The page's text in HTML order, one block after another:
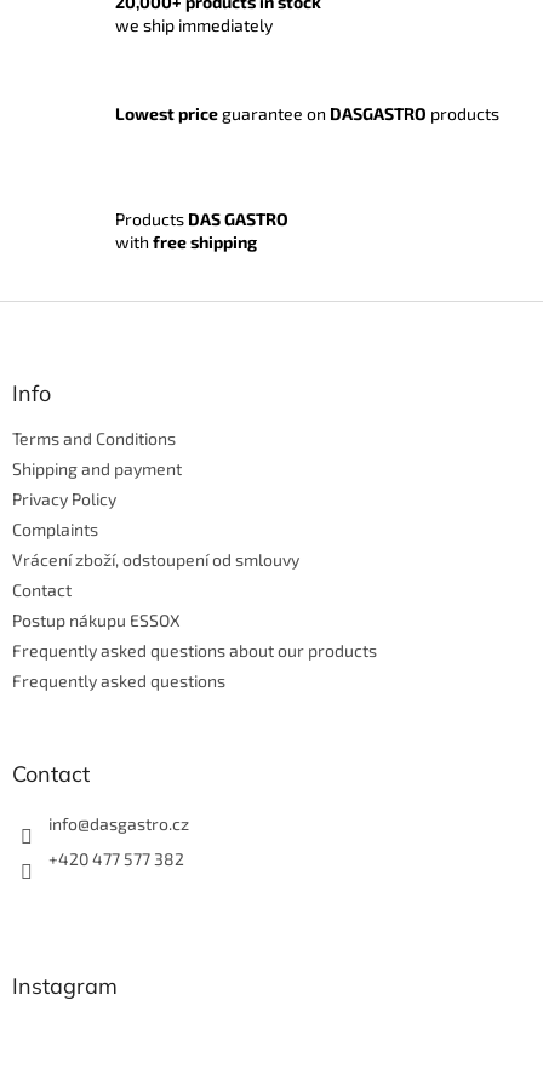
i
o
o
l
we ship immediately
Lowest price guarantee on DASGASTRO products
Products DAS GASTRO
with free shipping
F
Info
Terms and Conditions
Shipping and payment
Privacy Policy
Complaints
Vrácení zboží, odstoupení od smlouvy
Contact
Postup nákupu ESSOX
Frequently asked questions about our products
Frequently asked questions
Contact
info@dasgastro.cz
+420 477 577 382
Instagram